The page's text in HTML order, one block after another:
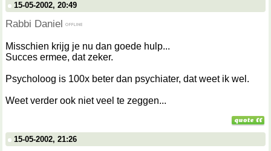
15-05-2002, 20:49
Rabbi Daniel
Misschien krijg je nu dan goede hulp...
Succes ermee, dat zeker.
Psycholoog is 100x beter dan psychiater, dat weet ik wel.
Weet verder ook niet veel te zeggen...
15-05-2002, 21:26